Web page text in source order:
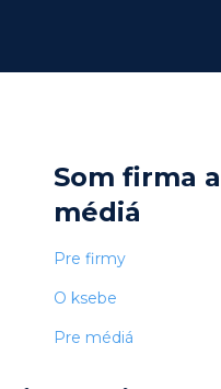
Som firma
médiá
Pre firmy
O ksebe
Pre médiá